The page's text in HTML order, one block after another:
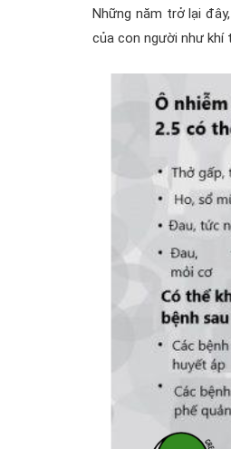
Những năm trở lại
của con người như khí